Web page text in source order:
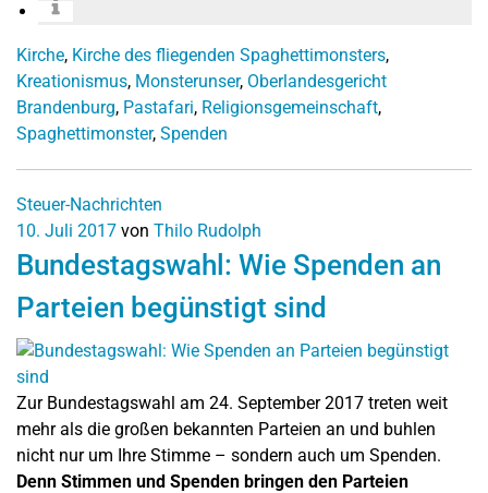
Kirche, Kirche des fliegenden Spaghettimonsters,
Kreationismus, Monsterunser, Oberlandesgericht
Brandenburg, Pastafari, Religionsgemeinschaft,
Spaghettimonster, Spenden
Steuer-Nachrichten
10. Juli 2017 von Thilo Rudolph
Bundestagswahl: Wie Spenden an
Parteien begünstigt sind
Zur Bundestagswahl am 24. September 2017 treten weit
mehr als die großen bekannten Parteien an und buhlen
nicht nur um Ihre Stimme – sondern auch um Spenden.
Denn Stimmen und Spenden bringen den Parteien